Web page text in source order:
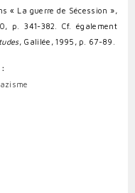
« La guerre de Sécession »,
p. 341-382. Cf. également
, Galilée, 1995, p. 67-89.